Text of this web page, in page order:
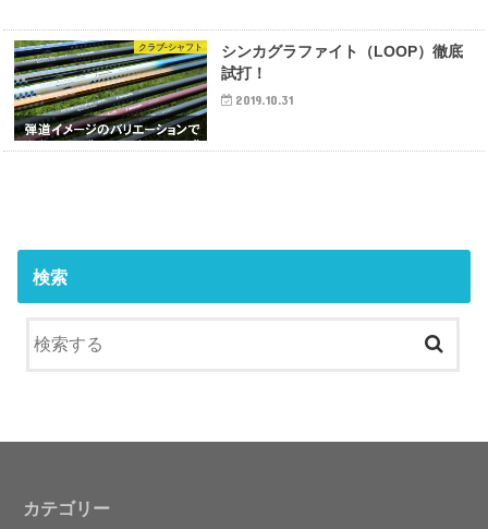
クラブ-シャフト
シンカグラファイト（LOOP）徹底
試打！
2019.10.31
検索
カテゴリー